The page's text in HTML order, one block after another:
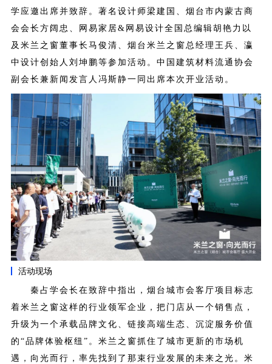
学应邀出席并致辞。著名设计师梁建国、烟台市内蒙古商
会会长方阔忠、网易家居&网易设计全国总编辑胡艳力以
及 米兰之窗董事长马俊清、烟台米兰之窗总经理王兵、瀛
中设计创始人刘坤鹏等参加活动。中国建筑材料流通协会
副会长兼新闻发言人冯斯静一同出席本次开业活动。
活动现场
秦占学会长在致辞中指出，烟台城市会客厅项目标志
着米兰之窗这样的行业领军企业，把门店从一个销售点，
升级为一个承载品牌文化、链接高端生态、沉淀服务价值
的“品牌体验枢纽”。米兰之窗抓住了城市更新的市场机
遇，向光而行，率先找到了那束行业发展的未来之光。 米